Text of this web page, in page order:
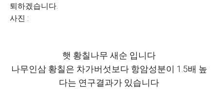
퇴하겠습니다.
사진 :
햇 황칠나무 새순 입니다
나무인삼 황칠은 차가버섯보다 항암성분이 1.5배 높
다는 연구결과가 있습니다